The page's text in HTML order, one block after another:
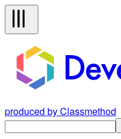
produced by Classmethod